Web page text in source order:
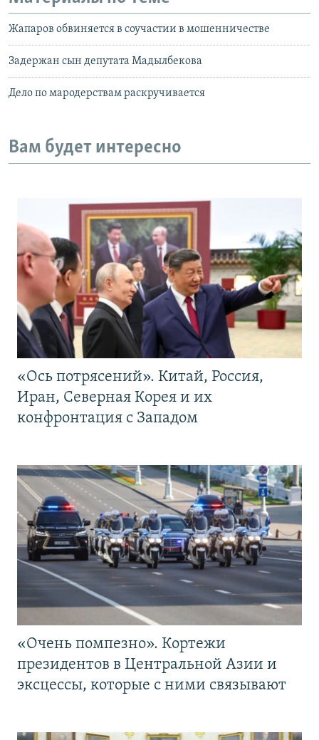
Жапаров обвиняется в соучастии в мошенничестве
Задержан сын депутата Мадылбекова
Дело по мародерствам раскручивается
Вам будет интересно
«Ось потрясений». Китай, Россия,
Иран, Северная Корея и их
конфронтация с Западом
«Очень помпезно». Кортежи
президентов в Центральной Азии и
эксцессы, которые с ними связывают